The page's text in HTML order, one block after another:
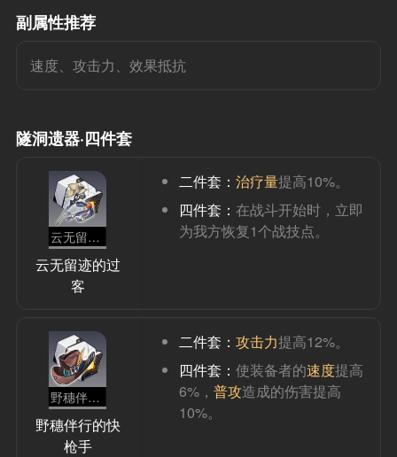
副属性推荐
速度、攻击力、效果抵抗
隧洞遗器·四件套
云无留迹的过客
云无留迹的过
客
二件套：治疗量提高10%。
四件套：在战斗开始时，立即
为我方恢复1个战技点。
野穗伴行的快枪手
野穗伴行的快
枪手
二件套：攻击力提高12%。
四件套：使装备者的速度提高
6%，普攻造成的伤害提高
10%。